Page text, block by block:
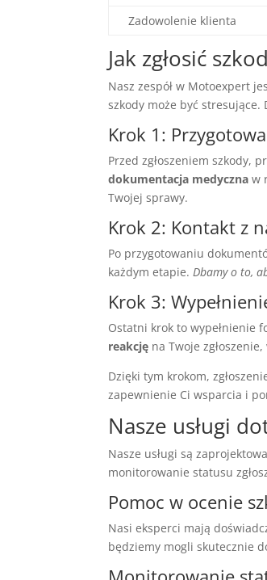
Zadowolenie klienta
Jak zgłosić
Nasz zespół w Motoexpert
szkody może być
Krok 1:
Przed zgłoszeniem szkody,
dokumentacja medyczna w
Twojej sprawy.
Krok 2: Kontakt z
Po przygotowaniu
każdym etapie. Dbamy o to,
Krok 3:
Ostatni krok to wypełnienie
reakcję na Twoje
Dzięki tym krokom,
zapewnienie Ci wsparcia i
Nasze usługi
Nasze usługi są
monitorowanie statusu
Pomoc w ocenie
Nasi eksperci mają
będziemy mogli skutecznie